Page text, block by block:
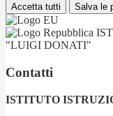
Accetta tutti Salva le
"LUIGI DONATI"
Contatti
ISTITUTO